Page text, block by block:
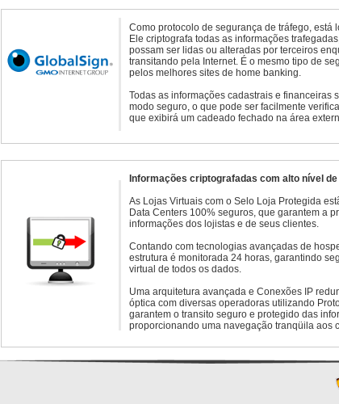
Como protocolo de segurança de tráfego, está
Ele criptografa todas as informações
possam ser lidas ou alteradas por terceiros
transitando pela Internet. É o mesmo tipo de
pelos melhores sites de home banking.
Todas as informações cadastrais e financeiras
modo seguro, o que pode ser facilmente
que exibirá um cadeado fechado na área
Informações criptografadas com alto nível
As Lojas Virtuais com o Selo Loja Protegida
Data Centers 100% seguros, que garantem a
informações dos lojistas e de seus clientes.
Contando com tecnologias avançadas de
estrutura é monitorada 24 horas, garantindo
virtual de todos os dados.
Uma arquitetura avançada e Conexões IP
óptica com diversas operadoras utilizando
garantem o transito seguro e protegido das
proporcionando uma navegação tranqüila aos